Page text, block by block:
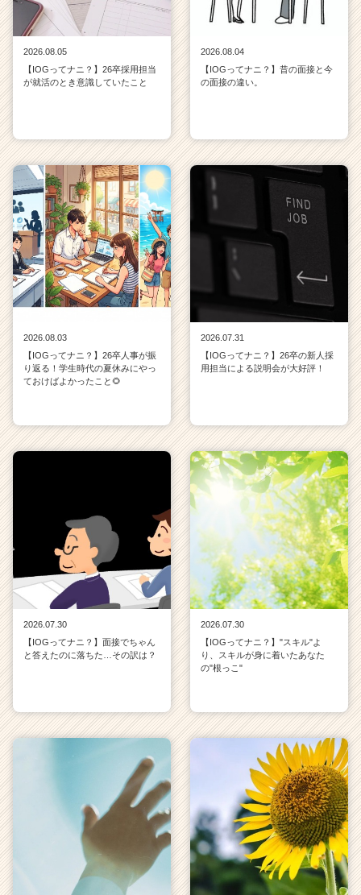
2026.08.05
【IOGってナニ？】26卒採用担当
が就活のとき意識していたこと
2026.08.04
【IOGってナニ？】昔の面接と今
の面接の違い。
2026.08.03
【IOGってナニ？】26卒人事が振
り返る！学生時代の夏休みにやっ
ておけばよかったこと🌻
2026.07.31
【IOGってナニ？】26卒の新人採
用担当による説明会が大好評！
2026.07.30
【IOGってナニ？】面接でちゃん
と答えたのに落ちた…その訳は？
2026.07.30
【IOGってナニ？】"スキル"よ
り、スキルが身に着いたあなた
の"根っこ"